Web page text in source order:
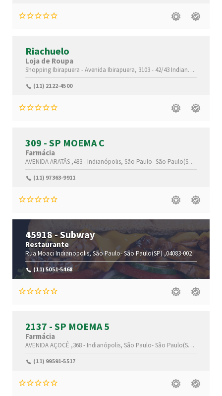
Riachuelo
Loja de Roupa
Shopping Ibirapuera - Avenida Ibirapuera, 3103 - 42/43 Indianópolis,
(11) 2122-4500
309 - SP MOEMA C
Farmácia
AVENIDA ARATÃS ,483 - Indianópolis, São Paulo-São Paulo(SP)
(11) 97363-9911
45918 - Subway
Restaurante
Rua Moaci Indianopolis,São Paulo-São Paulo(SP),04083-002
(11) 5051-5468
2137 - SP MOEMA 5
Farmácia
AVENIDA AÇOCÊ ,368 - Indianópolis, São Paulo-São Paulo(SP)
(11) 99591-5517